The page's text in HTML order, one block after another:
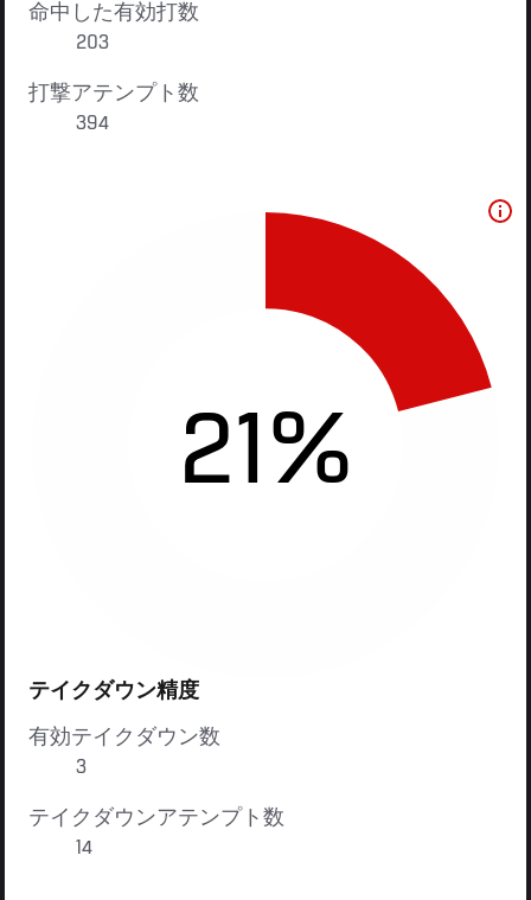
命中した有効打数
203
打撃アテンプト数
394
21%
テイクダウン精度
有効テイクダウン数
3
テイクダウンアテンプト数
14